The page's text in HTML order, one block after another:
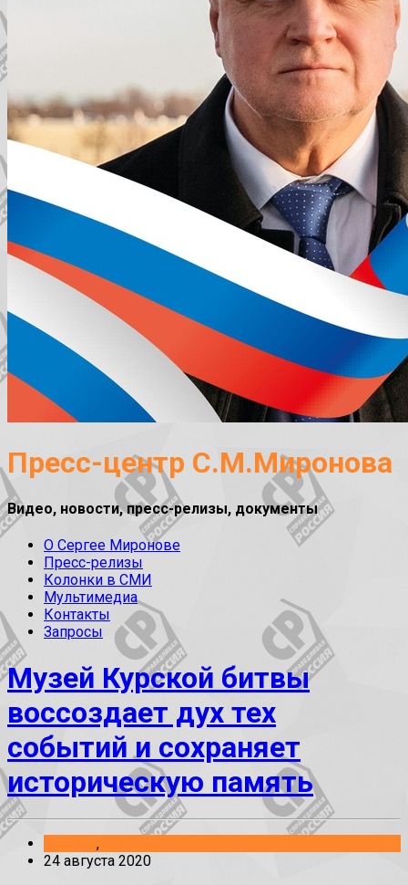
Пресс-центр С.М.Миронова
Видео, новости, пресс-релизы, документы
О Сергее Миронове
Пресс-релизы
Колонки в СМИ
Мультимедиа
Контакты
Запросы
Музей Курской битвы
воссоздает дух тех
событий и сохраняет
историческую память
,
24 августа 2020